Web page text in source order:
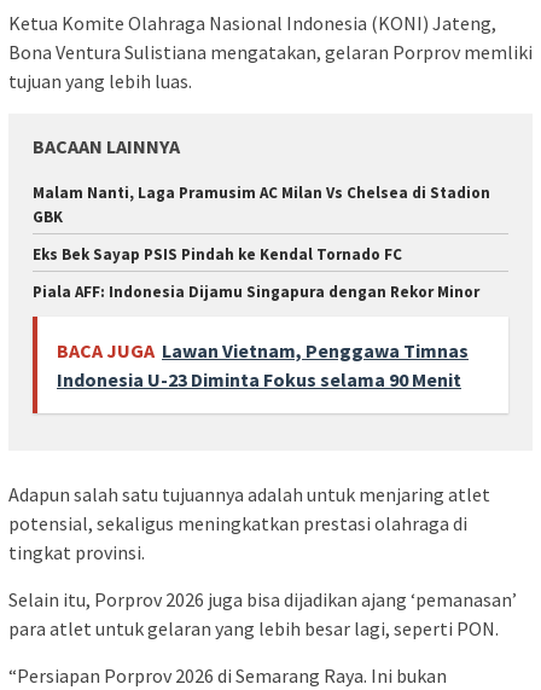
Ketua Komite Olahraga Nasional Indonesia (KONI) Jateng,
Bona Ventura Sulistiana mengatakan, gelaran Porprov memliki
tujuan yang lebih luas.
BACAAN LAINNYA
Malam Nanti, Laga Pramusim AC Milan Vs Chelsea di Stadion
GBK
Eks Bek Sayap PSIS Pindah ke Kendal Tornado FC
Piala AFF: Indonesia Dijamu Singapura dengan Rekor Minor
BACA JUGA Lawan Vietnam, Penggawa Timnas
Indonesia U-23 Diminta Fokus selama 90 Menit
Adapun salah satu tujuannya adalah untuk menjaring atlet
potensial, sekaligus meningkatkan prestasi olahraga di
tingkat provinsi.
Selain itu, Porprov 2026 juga bisa dijadikan ajang ‘pemanasan’
para atlet untuk gelaran yang lebih besar lagi, seperti PON.
“Persiapan Porprov 2026 di Semarang Raya. Ini bukan